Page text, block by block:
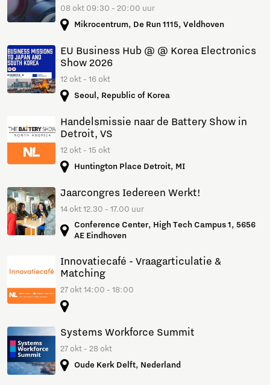
08 okt 09:30 - 20:00 uur
Mikrocentrum, De Run 1115, Veldhoven
EU Business Hub @ @ Korea Electronics
Show 2026
12 okt - 16 okt
Seoul, Republic of Korea
Handelsmissie naar de Battery Show in
Detroit, VS
12 okt - 15 okt
Huntington Place Detroit, MI
Jaarcongres Iedereen Werkt!
14 okt 12.30 - 17.00 uur
Conference Center, High Tech Campus 1, 5656
AE Eindhoven
Innovatiecafé - Vraagarticulatie &
Matching
27 okt 14:00 - 18:00
Systems Workforce Summit
27 okt - 28 okt
Oude Kerk Delft, Nederland